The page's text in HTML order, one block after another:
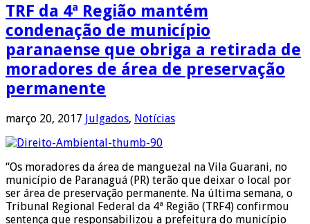
TRF da 4ª Região mantém
condenação de município
paranaense que obriga a retirada de
moradores de área de preservação
permanente
março 20, 2017 Julgados, Notícias
“Os moradores da área de manguezal na Vila Guarani, no
município de Paranaguá (PR) terão que deixar o local por
ser área de preservação permanente. Na última semana, o
Tribunal Regional Federal da 4ª Região (TRF4) confirmou
sentença que responsabilizou a prefeitura do município